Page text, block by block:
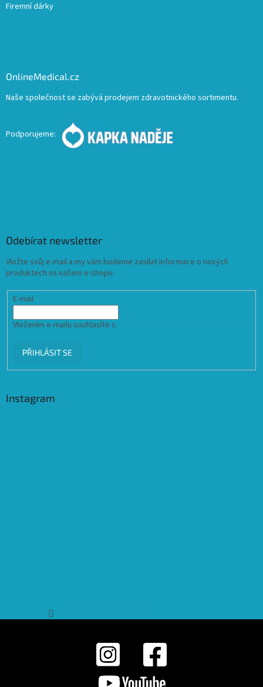
Firemní dárky
OnlineMedical.cz
Naše společnost se zabývá prodejem zdravotnického sortimentu.
Podporujeme:
Odebírat newsletter
Vložte svůj e-mail a my vám budeme zasílat informace o nových
produktech na našem e-shopu.
E-mail
Vložením e-mailu souhlasíte s
PŘIHLÁSIT SE
Instagram